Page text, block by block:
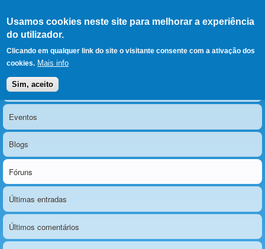
Usamos cookies neste site para melhorar a experiência
do utilizador.
Clicando em qualquer link do site o visitante consente com a ativação dos
cookies. Mais info
Sim, aceito
LERPARAVER , ir para a
página principal
O portal da visão diferente
Menu principal
Notícias
Eventos
Blogs
Fóruns
Últimas entradas
Últimos comentários